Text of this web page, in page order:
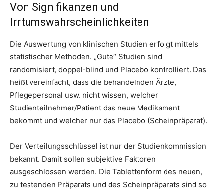
Von Signifikanzen und
Irrtumswahrscheinlichkeiten
Die Auswertung von klinischen Studien erfolgt mittels
statistischer Methoden. „Gute“ Studien sind
randomisiert, doppel-blind und Placebo kontrolliert. Das
heißt vereinfacht, dass die behandelnden Ärzte,
Pflegepersonal usw. nicht wissen, welcher
Studienteilnehmer/Patient das neue Medikament
bekommt und welcher nur das Placebo (Scheinpräparat).
Der Verteilungsschlüssel ist nur der Studienkommission
bekannt. Damit sollen subjektive Faktoren
ausgeschlossen werden. Die Tablettenform des neuen,
zu testenden Präparats und des Scheinpräparats sind so